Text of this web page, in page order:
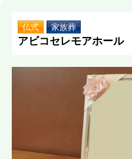
仏式 家族葬
アビコセレモアホール